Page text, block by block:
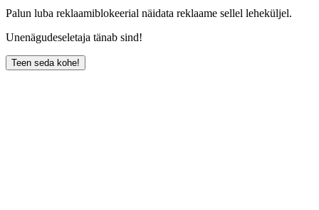
Palun luba reklaamiblokeerial näidata reklaame sellel leheküljel.
Unenägudeseletaja tänab sind!
Teen seda kohe!